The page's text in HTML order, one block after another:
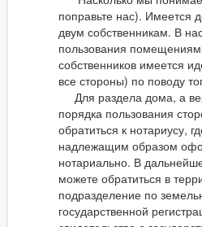
поправьте нас). Имеется
двум собственникам. В
пользования
собственников имеется
все стороны) по поводу
Для раздела дома, а
порядка пользования
обратиться к нотариусу,
надлежащим образом
нотариально. В
можете обратиться в
подразделение по
государственной